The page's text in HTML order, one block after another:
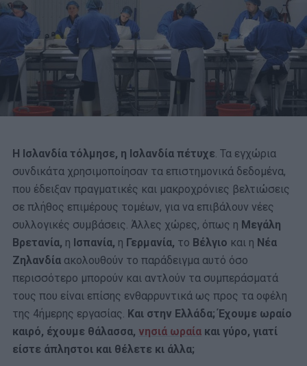
Η Ισλανδία τόλμησε, η Ισλανδία πέτυχε . Τα εγχώρια
συνδικάτα χρησιμοποίησαν τα επιστημονικά δεδομένα,
που έδειξαν πραγματικές και μακροχρόνιες βελτιώσεις
σε πλήθος επιμέρους τομέων, για να επιβάλουν νέες
συλλογικές συμβάσεις. Άλλες χώρες, όπως η Μεγάλη
Βρετανία, η Ισπανία, η Γερμανία, το Βέλγιο και η Νέα
Ζηλανδία ακολουθούν το παράδειγμα αυτό όσο
περισσότερο μπορούν και αντλούν τα συμπεράσματά
τους που είναι επίσης ενθαρρυντικά ως προς τα οφέλη
της 4ήμερης εργασίας. Και στην Ελλάδα; Έχουμε ωραίο
καιρό, έχουμε θάλασσα, νησιά ωραία και γύρο, γιατί
είστε άπληστοι και θέλετε κι άλλα;